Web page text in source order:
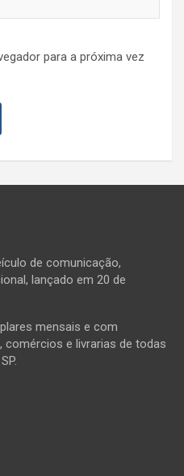
para a próxima vez
de comunicação,
lançado em 20 de
mensais e com
comércios e livrarias de todas